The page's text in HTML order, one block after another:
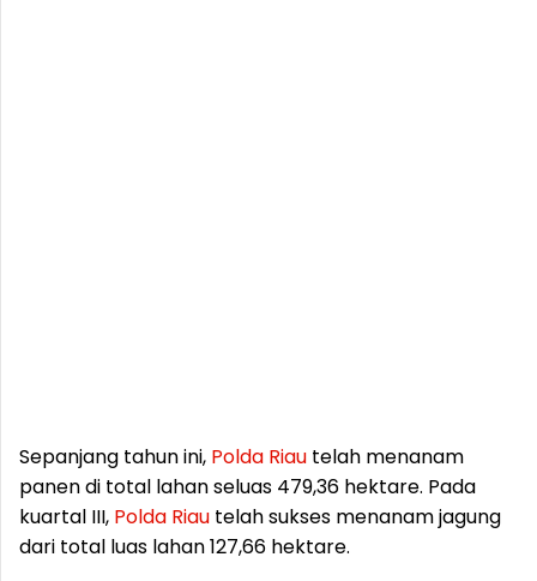
Sepanjang tahun ini, Polda Riau telah menanam
panen di total lahan seluas 479,36 hektare. Pada
kuartal III, Polda Riau telah sukses menanam jagung
dari total luas lahan 127,66 hektare.